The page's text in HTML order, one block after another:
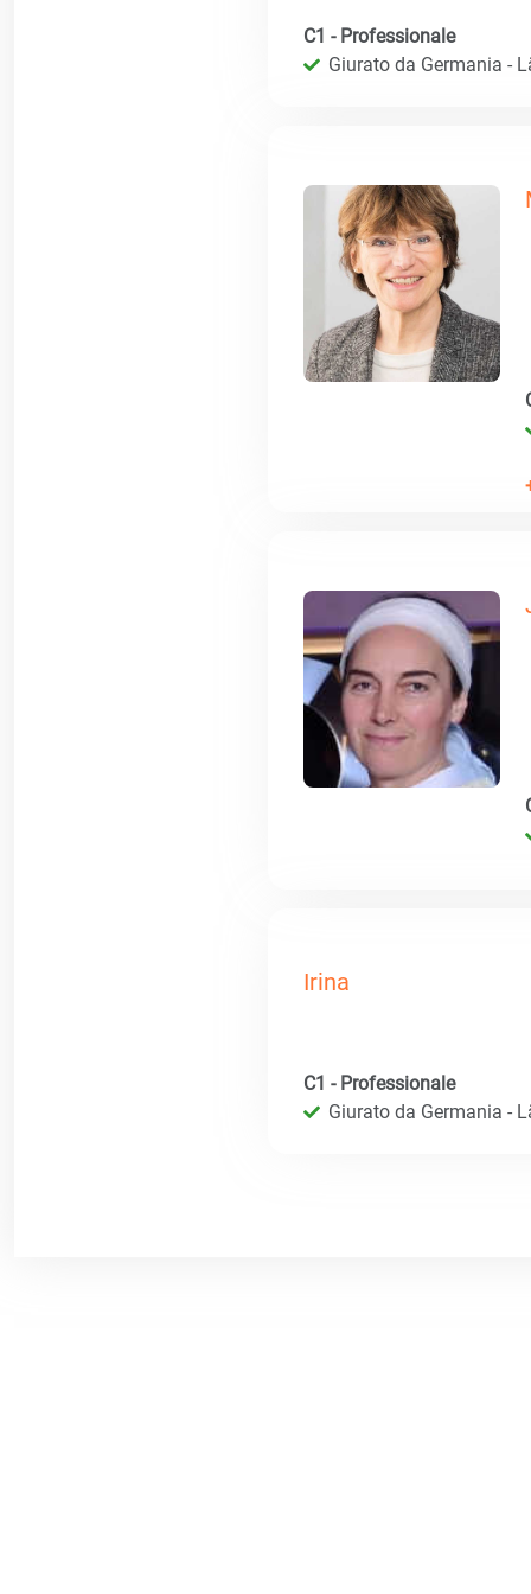
C1 - Professionale
Giurato da Germania -
Irina
C1 - Professionale
Giurato da Germania -